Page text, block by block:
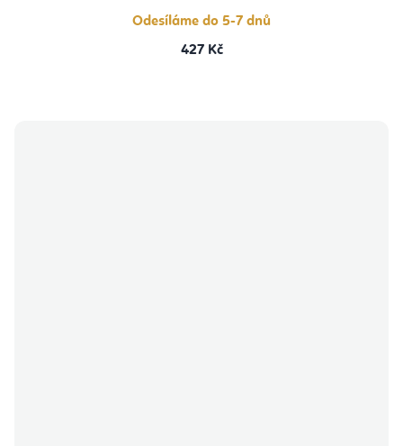
Odesíláme do 5-7 dnů
427 Kč